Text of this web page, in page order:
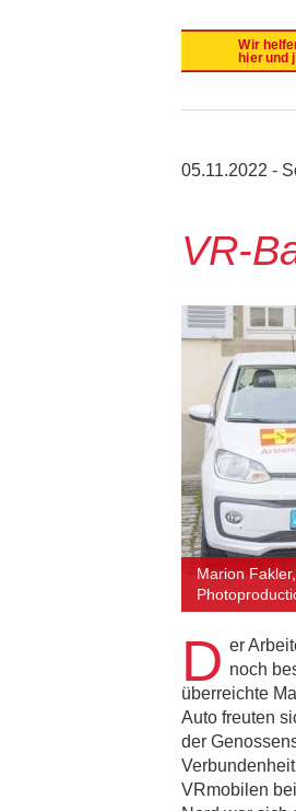
05.11.2022 -
VR-
Marion
D er
noch
überreichte
Auto freuten
der
VRmobilen